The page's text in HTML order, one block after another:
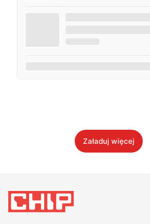
Załaduj więcej